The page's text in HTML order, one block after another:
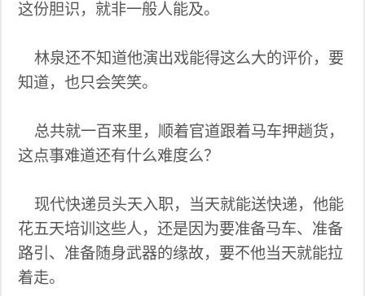
这份胆识，就非一般人能及。
林泉还不知道他演出戏能得这么大的评价，要
知道，也只会笑笑。
总共就一百来里，顺着官道跟着马车押趟货，
这点事难道还有什么难度么？
现代快递员头天入职，当天就能送快递，他能
花五天培训这些人，还是因为要准备马车、准备
路引、准备随身武器的缘故，要不他当天就能拉
着走。